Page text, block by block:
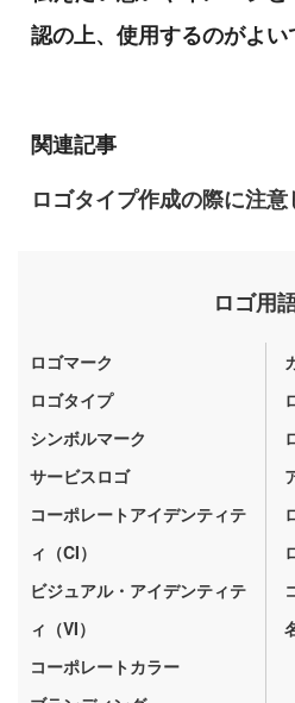
認の上、使用するのがよい
関連記事
ロゴタイプ作成の際に注
ロゴ用
ロゴマーク
ロゴタイプ
シンボルマーク
サービスロゴ
コーポレートアイデンティテ
ィ（CI）
ビジュアル・アイデンティテ
ィ（VI）
コーポレートカラー